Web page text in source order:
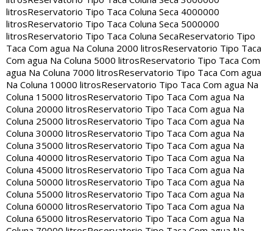
litrosReservatorio Tipo Taca Coluna Seca 4000000
litrosReservatorio Tipo Taca Coluna Seca 5000000
litrosReservatorio Tipo Taca Coluna SecaReservatorio Tipo
Taca Com agua Na Coluna 2000 litrosReservatorio Tipo Taca
Com agua Na Coluna 5000 litrosReservatorio Tipo Taca Com
agua Na Coluna 7000 litrosReservatorio Tipo Taca Com agua
Na Coluna 10000 litrosReservatorio Tipo Taca Com agua Na
Coluna 15000 litrosReservatorio Tipo Taca Com agua Na
Coluna 20000 litrosReservatorio Tipo Taca Com agua Na
Coluna 25000 litrosReservatorio Tipo Taca Com agua Na
Coluna 30000 litrosReservatorio Tipo Taca Com agua Na
Coluna 35000 litrosReservatorio Tipo Taca Com agua Na
Coluna 40000 litrosReservatorio Tipo Taca Com agua Na
Coluna 45000 litrosReservatorio Tipo Taca Com agua Na
Coluna 50000 litrosReservatorio Tipo Taca Com agua Na
Coluna 55000 litrosReservatorio Tipo Taca Com agua Na
Coluna 60000 litrosReservatorio Tipo Taca Com agua Na
Coluna 65000 litrosReservatorio Tipo Taca Com agua Na